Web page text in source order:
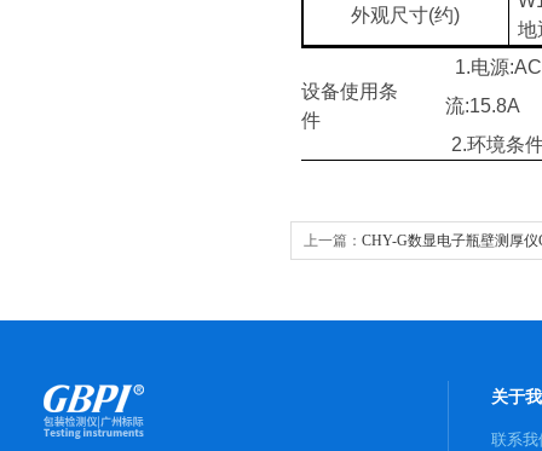
外观尺寸(约)
地
设备使用条
件
1.电源
流:15.8A
2.环境条
上一篇： CHY-G数显电子瓶壁测厚仪
关于
联系我